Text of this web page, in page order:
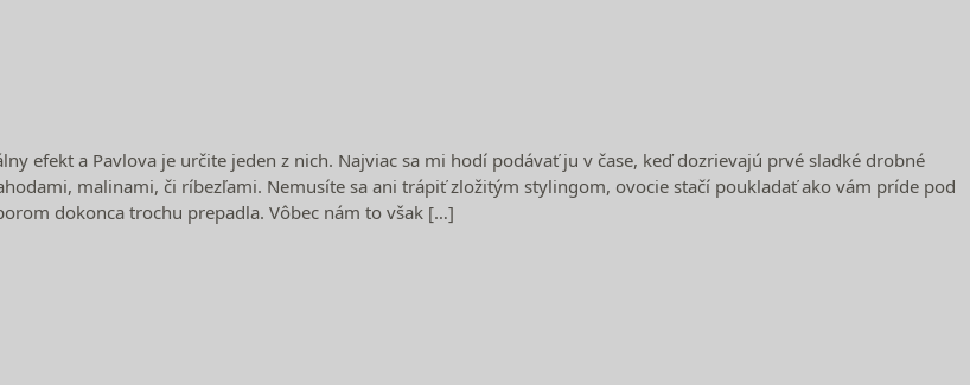
efekt a Pavlova je určite jeden z nich. Najviac sa mi hodí podávať ju v čase, keď dozrievajú prvé sladké drobné
malinami, či ríbezľami. Nemusíte sa ani trápiť zložitým stylingom, ovocie stačí poukladať ako vám príde pod
dokonca trochu prepadla. Vôbec nám to však […]